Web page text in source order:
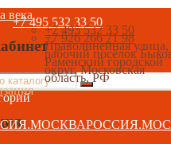
+7 495 532 33 50
+7 495 532 33 50
+7 926 266 71 98
Праволинейная улица,
рабочий посёлок
Раменский городской
округ, Московская
область, РФ